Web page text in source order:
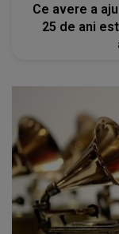
Ce avere a
25 de ani